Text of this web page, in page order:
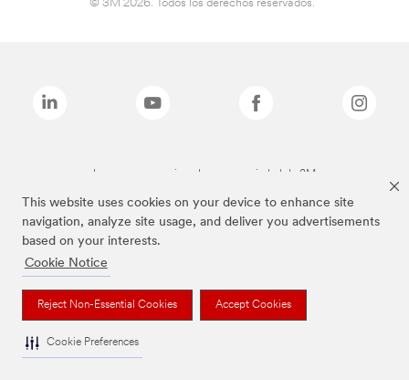
This website uses cookies on your device to enhance site
navigation, analyze site usage, and deliver you advertisements
based on your interests.
Cookie Notice
Reject Non-Essential Cookies Accept Cookies
Cookie Preferences
© 3M 2026. Todos los derechos reservados.
Las marcas mencionadas son propiedad de 3M